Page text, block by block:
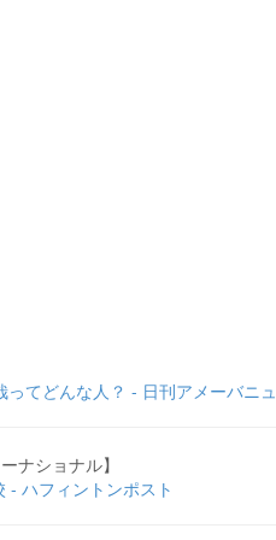
てどんな人？ - 日刊アメーバニ
ナショナル】
- ハフィントンポスト